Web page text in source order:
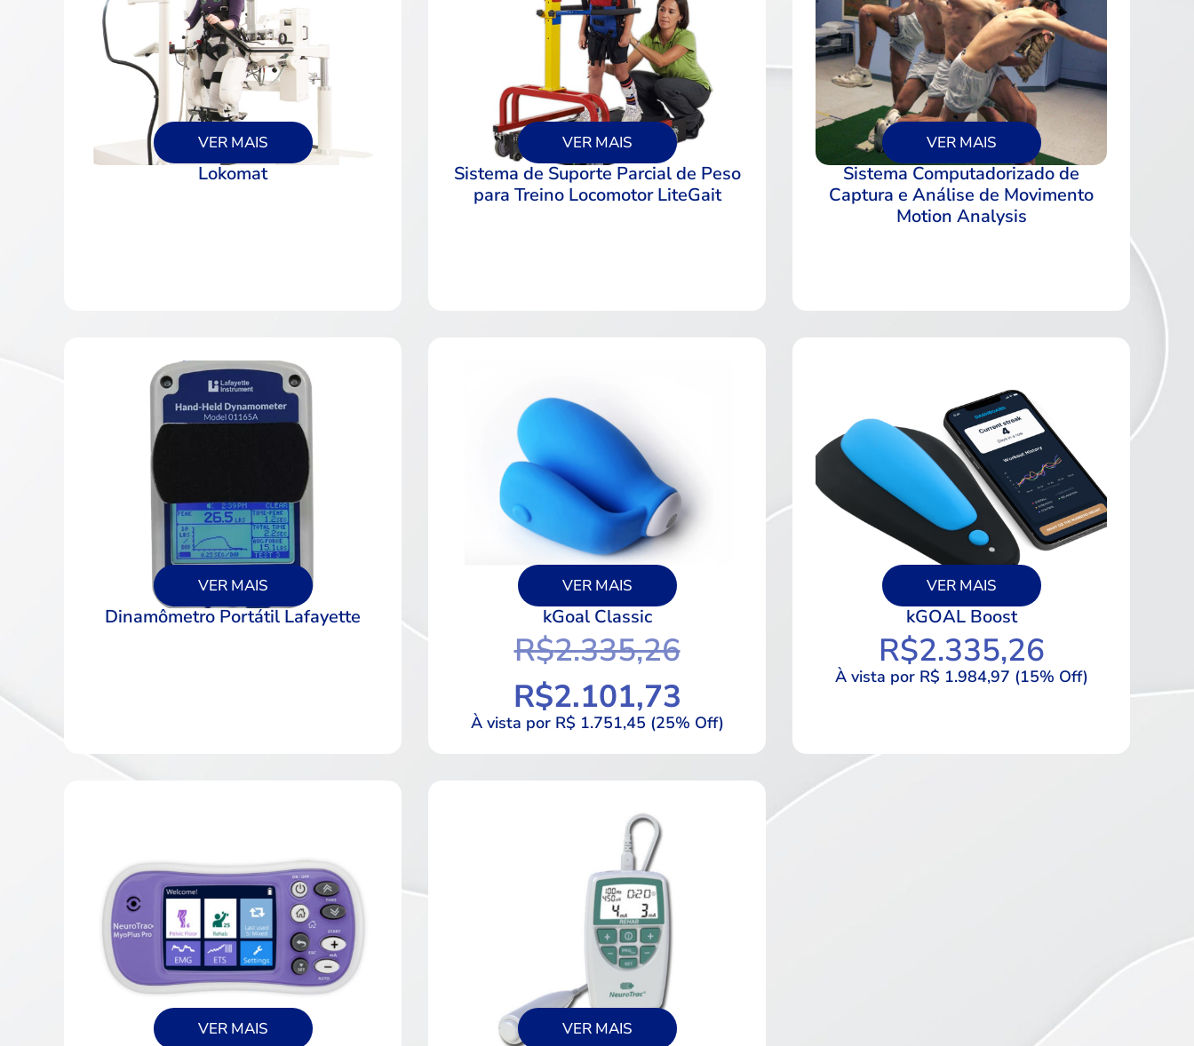
VER MAIS
Lokomat
VER MAIS
Sistema de Suporte Parcial de Peso
para Treino Locomotor LiteGait
VER MAIS
Sistema Computadorizado de
Captura e Análise de Movimento
Motion Analysis
VER MAIS
Dinamômetro Portátil Lafayette
VER MAIS
kGoal Classic
R$2.335,26
R$2.101,73
À vista por R$ 1.751,45 (25% Off)
VER MAIS
kGOAL Boost
R$2.335,26
À vista por R$ 1.984,97 (15% Off)
VER MAIS VER MAIS